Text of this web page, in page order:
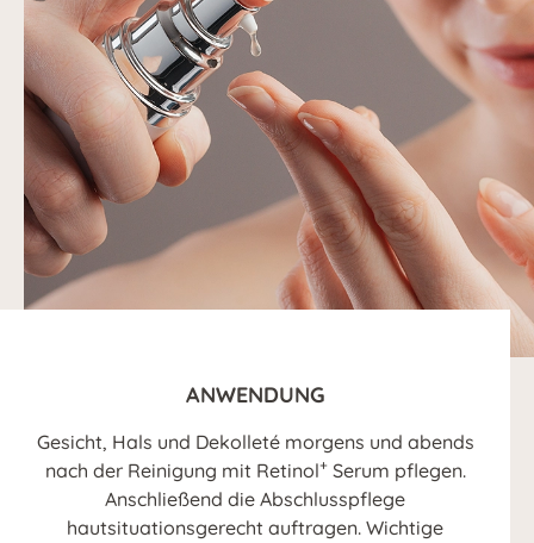
ANWENDUNG
Gesicht, Hals und Dekolleté morgens und abends
nach der Reinigung mit Retinol+Serum pflegen.
Anschließend die Abschlusspflege
hautsituationsgerecht auftragen. Wichtige